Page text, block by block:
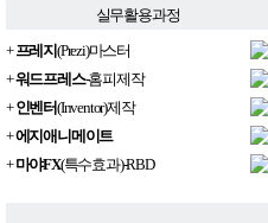
실무활용과정
+프레지(Prezi)마스터
+워드프레스-홈피제작
+인벤터(Inventor)제작
+에지애니메이트
+마야FX(특수효과)-RBD